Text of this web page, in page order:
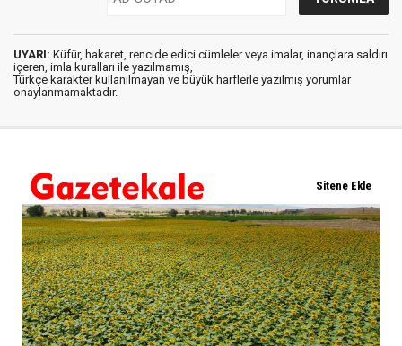
UYARI: Küfür, hakaret, rencide edici cümleler veya imalar, inançlara saldırı
içeren, imla kuralları ile yazılmamış,
Türkçe karakter kullanılmayan ve büyük harflerle yazılmış yorumlar
onaylanmamaktadır.